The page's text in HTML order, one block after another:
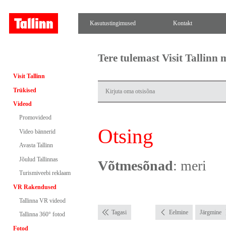
Kasutustingimused Kontakt
Visit Tallinn
Trükised
Videod
Promovideod
Video bännerid
Avasta Tallinn
Jõulud Tallinnas
Turismiveebi reklaam
VR Rakendused
Tallinna VR videod
Tallinna 360° fotod
Fotod
Tere tulemast Visit Tallinn
Otsing
Võtmesõnad: meri
Tagasi Eelmine Järgmine